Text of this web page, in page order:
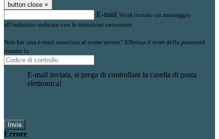
button close ×
E-mail Verrà inviato un messaggio
all'indirizzo indicato con le istruzioni necessarie.
Non hai una e-mail associata al nome utente? Effettua il reset della password
tramite la
E-mail inviata, si prega di controllare la casella di posta
elettronica!
Errore